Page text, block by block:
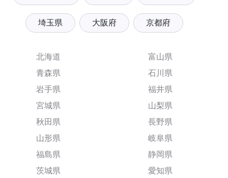
埼玉県 大阪府 京都府
北海道
青森県
岩手県
宮城県
秋田県
山形県
福島県
茨城県
富山県
石川県
福井県
山梨県
長野県
岐阜県
静岡県
愛知県